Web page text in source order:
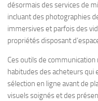
désormais des services de
incluant des photographies
immersives et parfois des
propriétés disposant
Ces outils de
habitudes des acheteurs
sélection en ligne avant de
visuels soignés et des